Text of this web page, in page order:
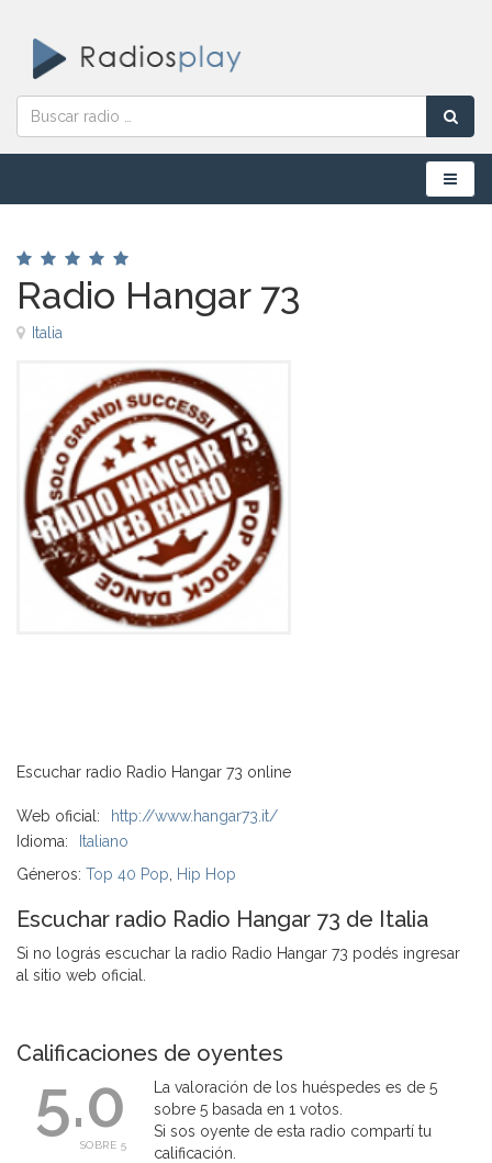
Menú
Radio Hangar 73
Italia
Escuchar radio Radio Hangar 73 online
Web oficial:
http://www.hangar73.it/
Idioma:
Italiano
Géneros: Top 40 Pop Hip Hop
Escuchar radio Radio Hangar 73 de Italia
Si no lográs escuchar la radio Radio Hangar 73 podés ingresar
al sitio web oficial.
Calificaciones de oyentes
5.0
SOBRE 5
La valoración de los huéspedes es de 5
sobre 5 basada en 1 votos.
Si sos oyente de esta radio compartí tu
calificación.